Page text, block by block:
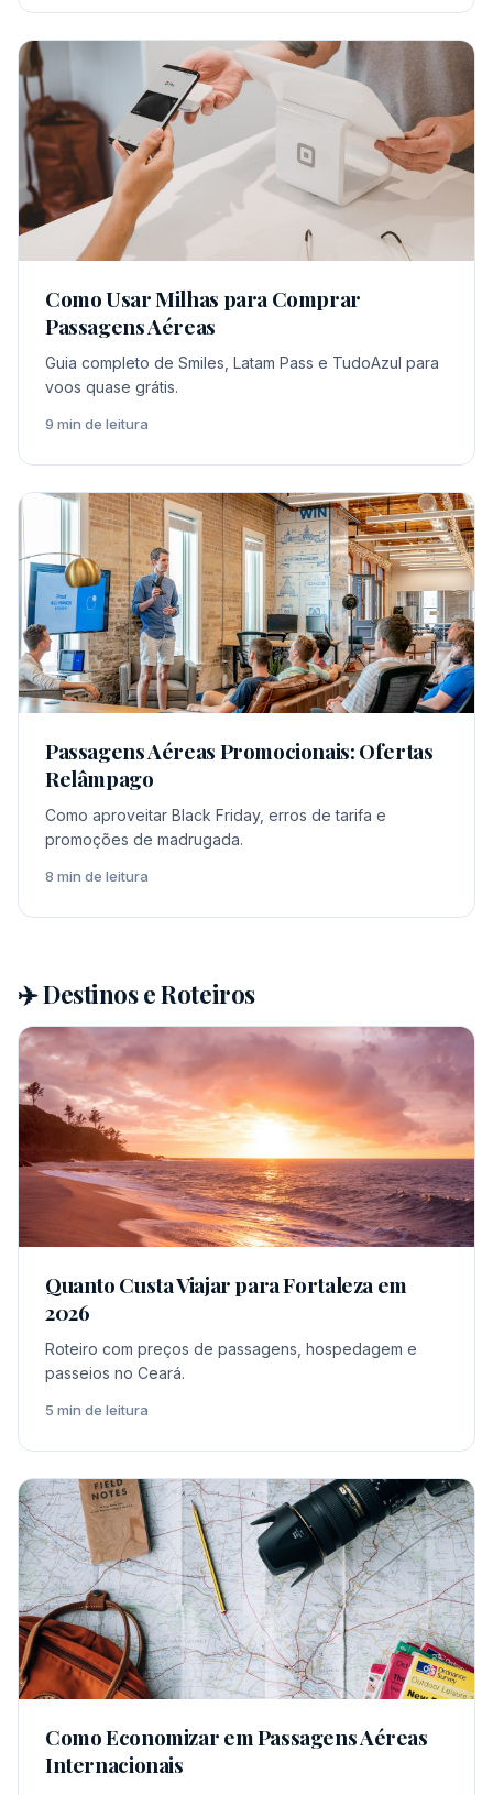
Como Usar Milhas para Comprar
Passagens Aéreas
Guia completo de Smiles, Latam Pass e TudoAzul para
voos quase grátis.
9 min de leitura
Passagens Aéreas Promocionais: Ofertas
Relâmpago
Como aproveitar Black Friday, erros de tarifa e
promoções de madrugada.
8 min de leitura
✈️ Destinos e Roteiros
Quanto Custa Viajar para Fortaleza em
2026
Roteiro com preços de passagens, hospedagem e
passeios no Ceará.
5 min de leitura
Como Economizar em Passagens Aéreas
Internacionais